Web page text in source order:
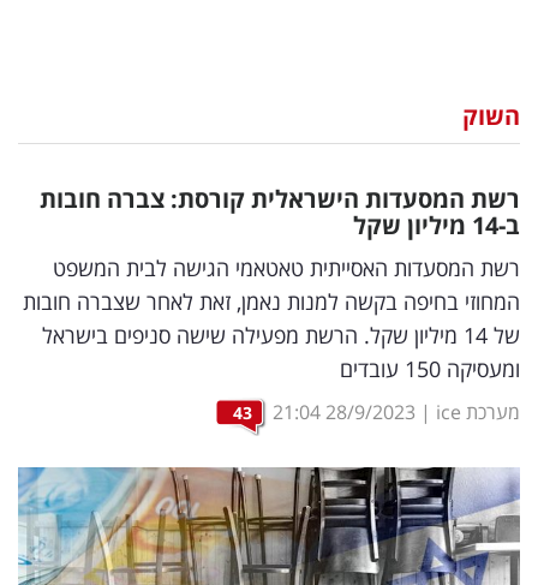
וצרכנות
דיגיטל
וטק
שיווק
ופרסום
משפט
מדדים
ומחקרים
דעות
השוק
רשת המסעדות הישראלית קורסת: צברה חובות
ב-14 מיליון שקל
רשת המסעדות האסייתית טאטאמי הגישה לבית המשפט
המחוזי בחיפה בקשה למנות נאמן, זאת לאחר שצברה חובות
של 14 מיליון שקל. הרשת מפעילה שישה סניפים בישראל
ומעסיקה 150 עובדים
מערכת ice |
28/9/2023
21:04
43